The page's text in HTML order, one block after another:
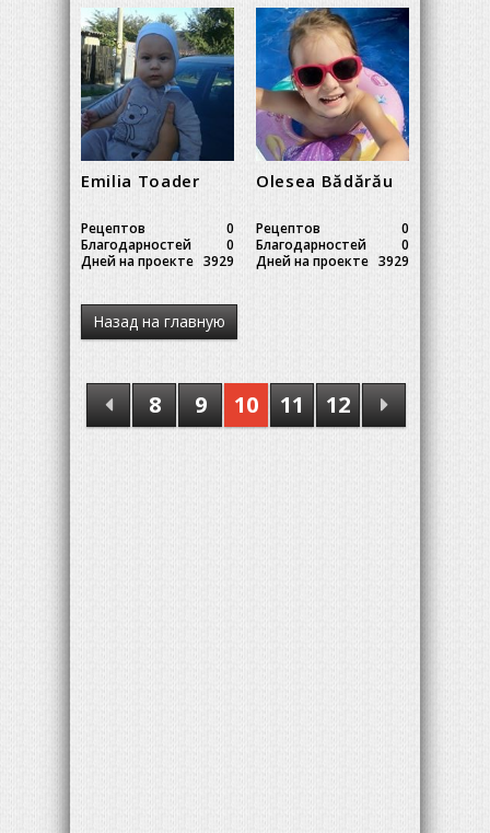
Emilia Toader
Рецептов
0
Благодарностей
0
Дней на проекте 3929
Olesea Bădărău
Рецептов
0
Благодарностей
0
Дней на проекте 3929
Назад на главную
8 9 10 11 12